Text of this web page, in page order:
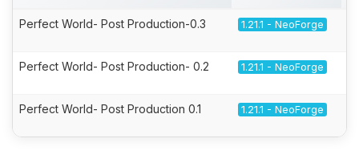
Perfect World- Post Production-0.3 1.21.1 - NeoForge
Perfect World- Post Production- 0.2 1.21.1 - NeoForge
Perfect World- Post Production 0.1 1.21.1 - NeoForge